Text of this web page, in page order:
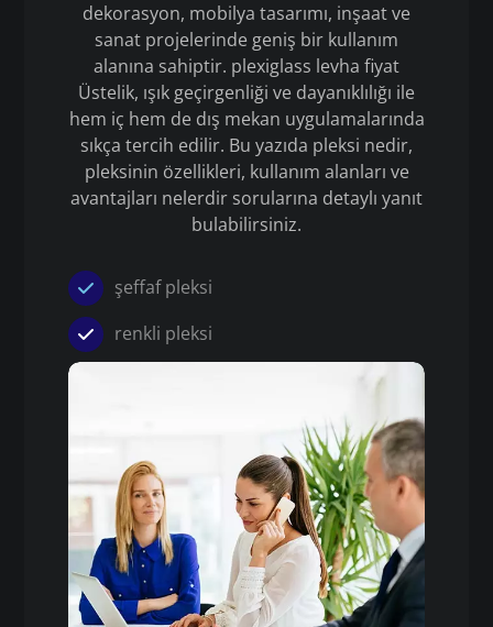
dekorasyon, mobilya tasarımı, inşaat ve
sanat projelerinde geniş bir kullanım
alanına sahiptir. plexiglass levha fiyat
Üstelik, ışık geçirgenliği ve dayanıklılığı ile
hem iç hem de dış mekan uygulamalarında
sıkça tercih edilir. Bu yazıda pleksi nedir,
pleksinin özellikleri, kullanım alanları ve
avantajları nelerdir sorularına detaylı yanıt
bulabilirsiniz.
şeffaf pleksi
renkli pleksi
Pleksi Masa
İstanbul Pleksi